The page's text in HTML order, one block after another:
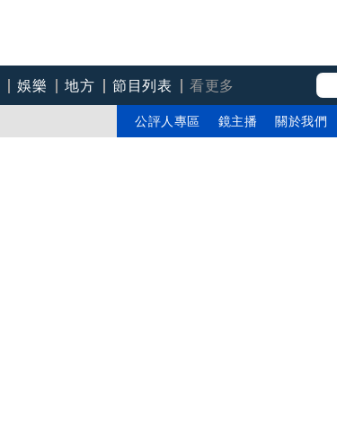
娛樂 地方 節目列表
看更多
公評人專區 鏡主播 關於我們